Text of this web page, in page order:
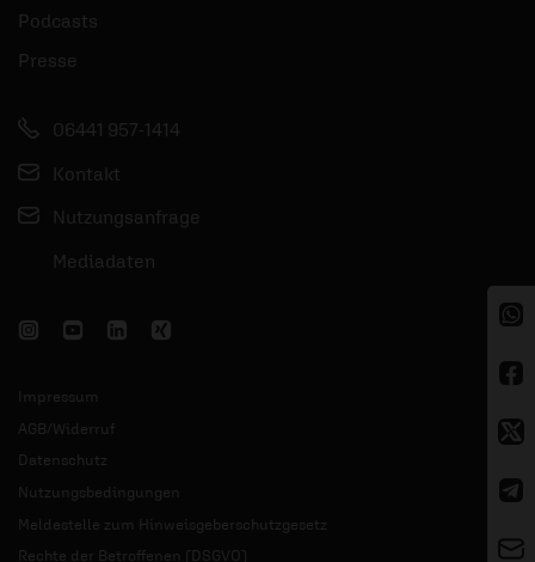
Podcasts
Presse
06441 957-1414
Kontakt
Nutzungsanfrage
Mediadaten
Impressum
AGB/Widerruf
Datenschutz
Nutzungsbedingungen
Meldestelle zum Hinweisgeberschutzgesetz
Rechte der Betroffenen (DSGVO)